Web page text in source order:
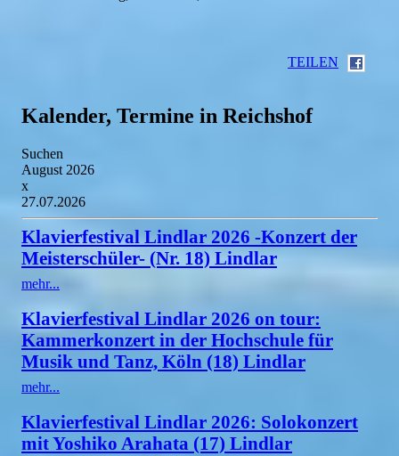
TEILEN
Kalender, Termine in Reichshof
Suchen
August 2026
x
27.07.2026
Klavierfestival Lindlar 2026 -Konzert der
Meisterschüler- (Nr. 18) Lindlar
mehr...
Klavierfestival Lindlar 2026 on tour:
Kammerkonzert in der Hochschule für
Musik und Tanz, Köln (18) Lindlar
mehr...
Klavierfestival Lindlar 2026: Solokonzert
mit Yoshiko Arahata (17) Lindlar